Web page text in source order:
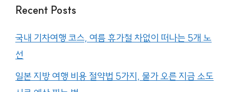
Recent Posts
국내 기차여행 코스, 여름 휴가철 차없이 떠나는 5개 노
선
일본 지방 여행 비용 절약법 5가지, 물가 오른 지금 소도